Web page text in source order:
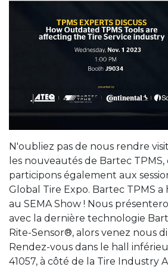
N'oubliez pas de nous rendre
les nouveautés de Bartec TPMS,
participons également aux
Global Tire Expo. Bartec TPMS
au SEMA Show ! Nous
avec la dernière technologie
Rite-Sensor®, alors venez nous
Rendez-vous dans le hall
41057, à côté de la Tire Industry